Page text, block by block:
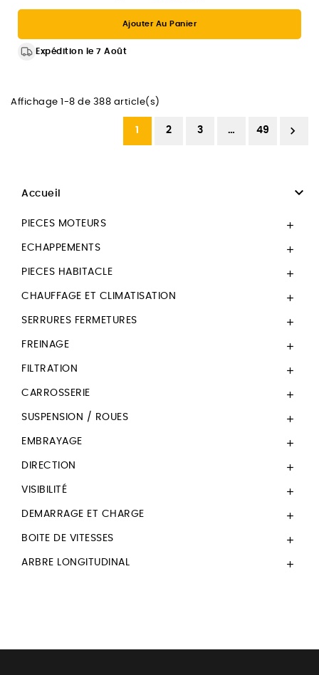
Ajouter Au Panier
Expédition le 7 Août
Affichage 1-8 de 388 article(s)
1 2 3 … 49 
Accueil 
PIECES MOTEURS 
ECHAPPEMENTS 
PIECES HABITACLE 
CHAUFFAGE ET CLIMATISATION 
SERRURES FERMETURES 
FREINAGE 
FILTRATION 
CARROSSERIE 
SUSPENSION / ROUES 
EMBRAYAGE 
DIRECTION 
VISIBILITÉ 
DEMARRAGE ET CHARGE 
BOITE DE VITESSES 
ARBRE LONGITUDINAL 